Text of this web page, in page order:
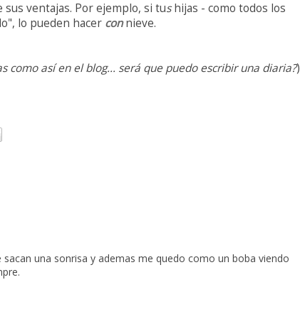
ventajas. Por ejemplo, si tushijas - como todos los
lo pueden hacer con nieve.
como así en el blog... será que puedo escribir una diaria?)
una sonrisa y ademas me quedo como un boba viendo